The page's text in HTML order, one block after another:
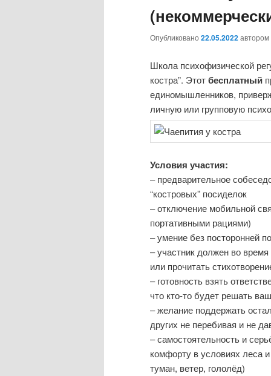
Опубликовано 22.05.2022автором
Школа психофизической
костра”. Этотбесплатный
единомышленников,
личную или групповую
Условия участия:
– предварительное
“костровых” посиделок
– отключение мобильной
портативными рациями)
– умение без посторонней
– участник должен во
или прочитать
– готовность взять
что кто-то будет решать
– желание поддержать
других не перебивая и не
– самостоятельность и
комфорту в условиях леса
туман, ветер, гололёд)